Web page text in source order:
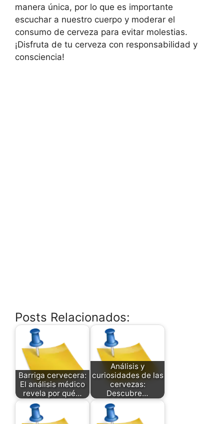
manera única, por lo que es importante
escuchar a nuestro cuerpo y moderar el
consumo de cerveza para evitar molestias.
¡Disfruta de tu cerveza con responsabilidad y
consciencia!
Posts Relacionados:
Barriga cervecera:
El análisis médico
revela por qué…
Análisis y
curiosidades de las
cervezas:
Descubre…